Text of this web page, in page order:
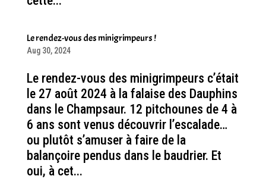
Le rendez-vous des minigrimpeurs !
Aug 30, 2024
Le rendez-vous des minigrimpeurs c’était
le 27 août 2024 à la falaise des Dauphins
dans le Champsaur. 12 pitchounes de 4 à
6 ans sont venus découvrir l’escalade…
ou plutôt s’amuser à faire de la
balançoire pendus dans le baudrier. Et
oui, à cet...